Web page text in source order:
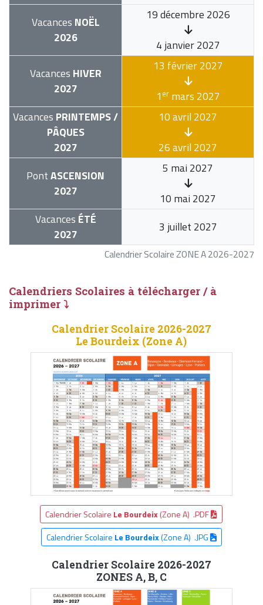
Calendrier Scolaire ZONE A 2026-2027
Vacances NOËL
2026
19 décembre 2026
4 janvier 2027
Vacances HIVER
2027
13 février 2027
1ermars 2027
Vacances PRINTEMPS /
PÂQUES
2027
10 avril 2027
26 avril 2027
PontASCENSION
2027
5 mai 2027
10 mai 2027
Vacances ÉTÉ
2027
3 juillet 2027
Calendriers Scolaires à télécharger / à
imprimer ⤵
Calendrier Scolaire 2026-2027
Le Bourdeix (Zone A)
Calendrier Scolaire Le Bourdeix(Zone A) .PDF
Calendrier Scolaire Le Bourdeix(Zone A) .JPG
Calendrier Scolaire 2026-2027
ZONES A, B, C